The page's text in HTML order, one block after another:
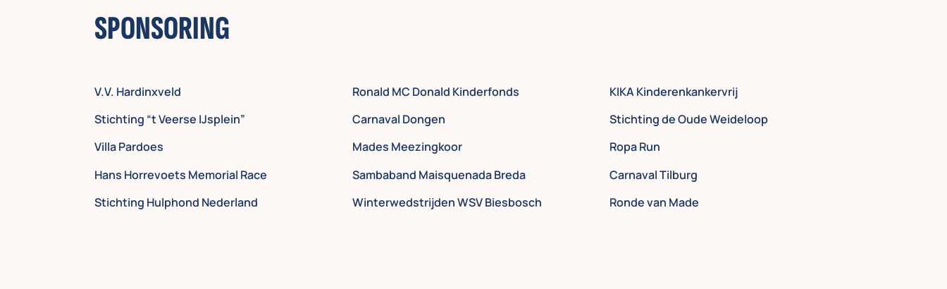
SPONSORING
V.V. Hardinxveld Ronald MC Donald Kinderfonds
KIKA Kinderenkankervrij
Stichting “t Veerse IJsplein”
Carnaval Dongen
Stichting de Oude Weideloop
Villa Pardoes
Mades Meezingkoor
Ropa Run
Hans Horrevoets Memorial Race
Sambaband Maisquenada Breda
Carnaval Tilburg
Stichting Hulphond Nederland
Winterwedstrijden WSV Biesbosch Ronde van Made